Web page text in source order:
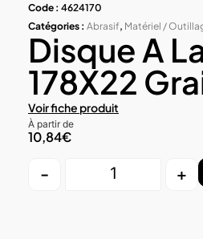
Code : 4624170
Catégories : Abrasif, Matériel /
Disque A
178X22
Voir fiche produit
À partir de
10,84€
- +